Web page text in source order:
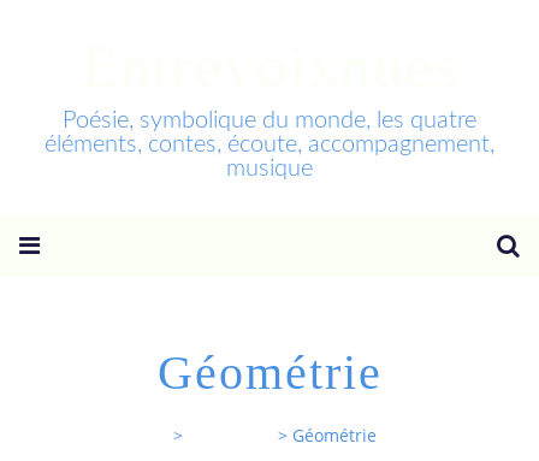
Poésie, symbolique du monde, les quatre
éléments, contes, écoute, accompagnement,
musique
Géométrie
> > Géométrie